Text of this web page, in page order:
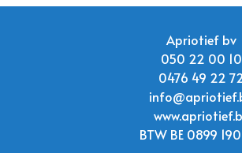
Apriotief bv
050 22 00 10
0476 49 22
BTW BE 0899